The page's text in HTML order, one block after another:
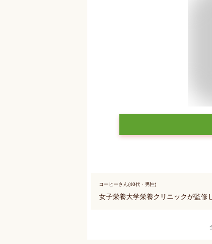
コーヒーさん(40代・男性)
女子栄養大学栄養クリニックが監修